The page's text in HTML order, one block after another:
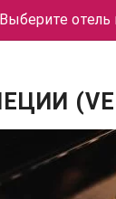
Выберите отель